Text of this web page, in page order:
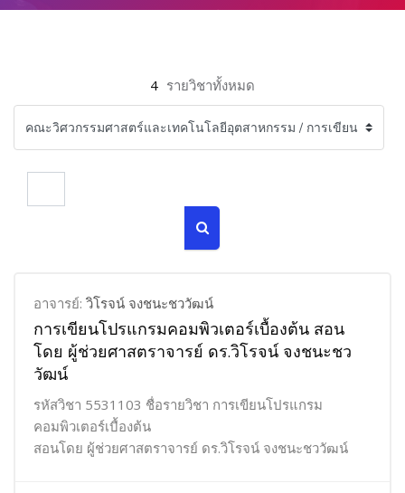
4 รายวิชาทั้งหมด
อาจารย์: วิโรจน์ จงชนะชววัฒน์
การเขียนโปรแกรมคอมพิวเตอร์เบื้องต้น สอน
โดย ผู้ช่วยศาสตราจารย์ ดร.วิโรจน์ จงชนะชว
วัฒน์
รหัสวิชา 5531103 ชื่อรายวิชา การเขียนโปรแกรม
คอมพิวเตอร์เบื้องต้น
สอนโดย ผู้ช่วยศาสตราจารย์ ดร.วิโรจน์ จงชนะชววัฒน์